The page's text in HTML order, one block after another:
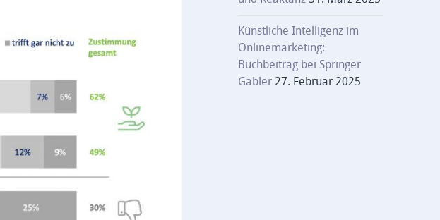
Künstliche Intelligenz im
Onlinemarketing:
Buchbeitrag bei Springer
Gabler 27. Februar 2025